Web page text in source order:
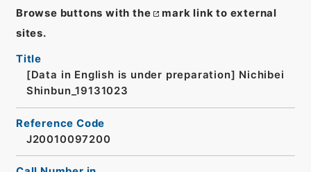
Browse buttons with the
mark link to external
sites.
Title
[Data in English is under preparation] Nichibei
Shinbun_19131023
Reference Code
J20010097200